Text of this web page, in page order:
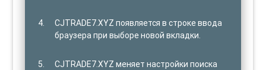
CJTRADE7.XYZ появляется в строке ввода
браузера при выборе новой вкладки.
CJTRADE7.XYZ меняет настройки поиска